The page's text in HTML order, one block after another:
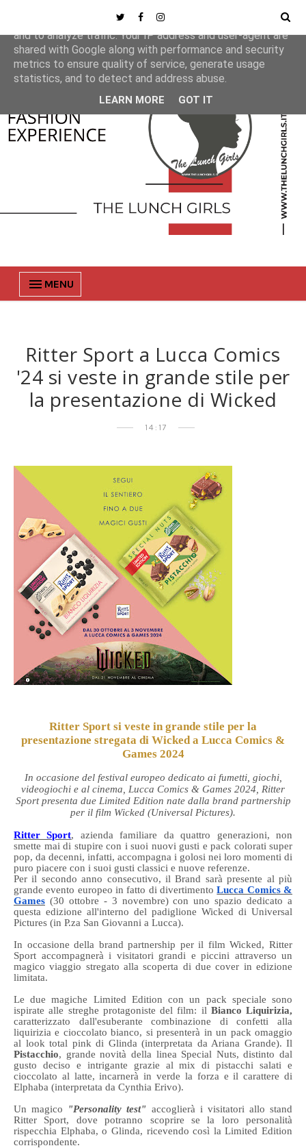
MENU
Ritter Sport a Lucca Comics
'24 si veste in grande stile per
la presentazione di Wicked
14:17
Ritter Sport si veste in grande stile per la
presentazione stregata di Wicked a Lucca Comics &
Games 2024
In occasione del festival europeo dedicato ai fumetti, giochi,
videogiochi e al cinema, Lucca Comics & Games 2024, Ritter
Sport presenta due Limited Edition nate dalla brand partnership
per il film Wicked (Universal Pictures).
Ritter Sport, azienda familiare da quattro generazioni, non
smette mai di stupire con i suoi nuovi gusti e pack colorati super
pop, da decenni, infatti, accompagna i golosi nei loro momenti di
puro piacere con i suoi gusti classici e nuove referenze.
Per il secondo anno consecutivo, il Brand sarà presente al più
grande evento europeo in fatto di divertimentoLucca Comics &
Games (30 ottobre - 3 novembre) con uno spazio dedicato a
questa edizione all'interno del padiglione Wicked di Universal
Pictures (in P.za San Giovanni a Lucca).
In occasione della brand partnership per il film Wicked, Ritter
Sport accompagnerà i visitatori grandi e piccini attraverso un
magico viaggio stregato alla scoperta di due cover in edizione
limitata.
Le due magiche Limited Edition con un pack speciale sono
ispirate alle streghe protagoniste del film: il Bianco Liquirizia,
caratterizzato dall'esuberante combinazione di confetti alla
liquirizia e cioccolato bianco, si presenterà in un pack omaggio
al look total pink di Glinda (interpretata da Ariana Grande). Il
Pistacchio, grande novità della linea Special Nuts, distinto dal
gusto deciso e intrigante grazie al mix di pistacchi salati e
cioccolato al latte, incarnerà in verde la forza e il carattere di
Elphaba (interpretata da Cynthia Erivo).
Un magico
"Personality test" accoglierà i visitatori allo stand
Ritter Sport, dove potranno scoprire se la loro personalità
rispecchia Elphaba, o Glinda, ricevendo così la Limited Edition
corrispondente.
This site uses cookies from Google to deliver its services
and to analyze traffic. Your IP address and user-agent are
shared with Google along with performance and security
metrics to ensure quality of service, generate usage
statistics, and to detect and address abuse.
LEARN MORE GOT IT